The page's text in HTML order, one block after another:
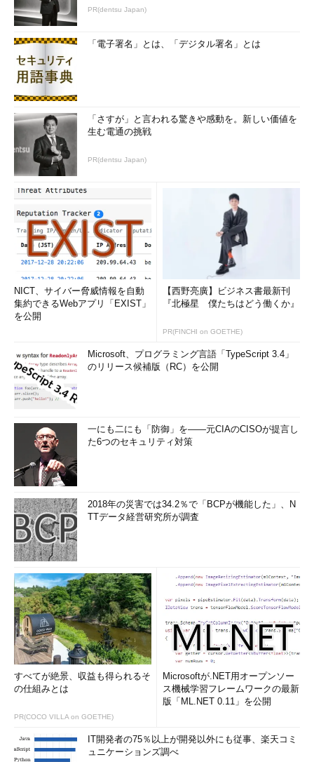
いエンジニアたちは、プログラミングなど専門分野を極めるのが
いいのか、あるいはある程度マネジメントのキャリアを積むのが
いいのか迷っています。一方で現在プログラマーが極端に足りな
い。20万人以上足りないという試算もあります。もちろんこれを
即座に解決できる特効薬はありません。このような現状を踏ま
え、若いエンジニアにヒントやアドバイスはありますか。
マルティネス氏プログラミングの技能は、従来に比べてより一
般的になっています。でも、私は単にコードを書くスキルだけで
はなく、違ったスキルも同時に身に付けることをお勧めします。
マネジメントを「幾つかあるスキルの1つ」と考えるのです。プ
ログラマーであっても、一人だけで仕事をするわけではなく、多
くの時間、他のプログラマーと一緒に仕事をしなければなりませ
んから。
プログラミングスキルだけではなく、リーダーシップやマネジ
メントスキルを学ぶといった意味も含めて、コードキャンプなど
を活用するといいでしょう。こういった仕組みを利用すればプロ
グラミングを学ぶだけでなく、同じような問題意識やスキルを持
ミングだけをやるのではなく、自分の能力の境界線や限界をぐっ
と押し広げる意識を持つといいですね。
PR(dentsu Japan)
「電子署名」とは、「デジタル署名」とは
「さすが」と言われる驚きや感動を。新しい価値を
生む電通の挑戦
PR(dentsu Japan)
NICT、サイバー脅威情報を自動
集約できるWebアプリ「EXIST」
を公開
【西野亮廣】ビジネス書最新刊
『北極星 僕たちはどう働くか』
PR(FINCHI on GOETHE)
Microsoft、プログラミング言語「TypeScript 3.4」
のリリース候補版（RC）を公開
一にも二にも「防御」を――元CIAのCISOが提言し
た6つのセキュリティ対策
2018年の災害では34.2％で「BCPが機能した」、N
TTデータ経営研究所が調査
すべてが絶景、収益も得られるそ
の仕組みとは
PR(COCO VILLA on GOETHE)
Microsoftが.NET用オープンソー
ス機械学習フレームワークの最新
版「ML.NET 0.11」を公開
IT開発者の75％以上が開発以外にも従事、楽天コミ
ュニケーションズ調べ